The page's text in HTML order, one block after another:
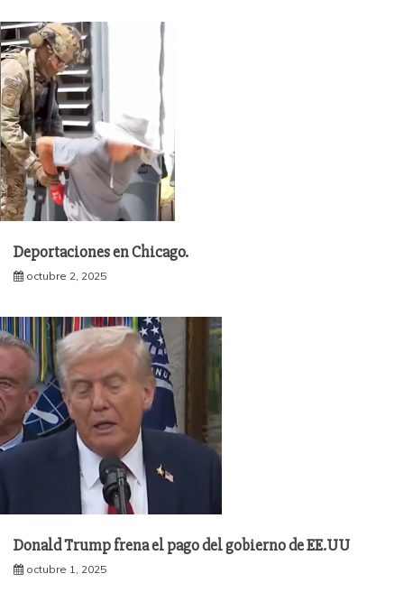
Deportaciones en Chicago.
octubre 2, 2025
Donald Trump frena el pago del gobierno de EE.UU
octubre 1, 2025